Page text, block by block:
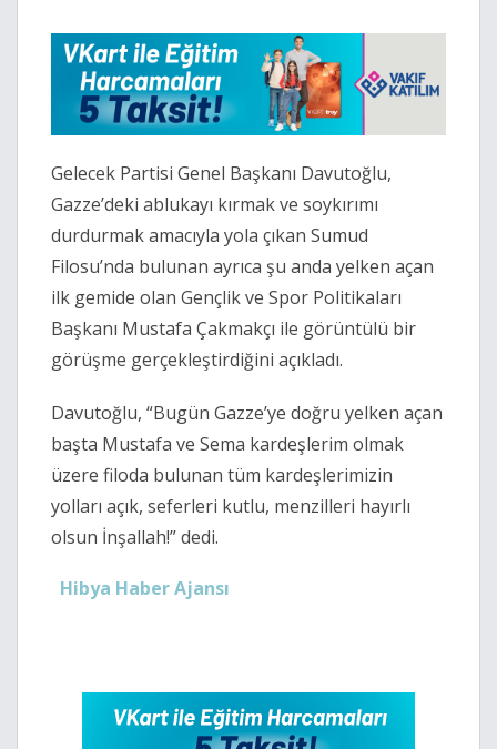
Gelecek Partisi Genel Başkanı Davutoğlu,
Gazze’deki ablukayı kırmak ve soykırımı
durdurmak amacıyla yola çıkan Sumud
Filosu’nda bulunan ayrıca şu anda yelken açan
ilk gemide olan Gençlik ve Spor Politikaları
Başkanı Mustafa Çakmakçı ile görüntülü bir
görüşme gerçekleştirdiğini açıkladı.
Davutoğlu, “Bugün Gazze’ye doğru yelken açan
başta Mustafa ve Sema kardeşlerim olmak
üzere filoda bulunan tüm kardeşlerimizin
yolları açık, seferleri kutlu, menzilleri hayırlı
olsun İnşallah!” dedi.
Hibya Haber Ajansı